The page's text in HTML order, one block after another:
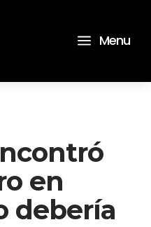
a Menu
en
debería